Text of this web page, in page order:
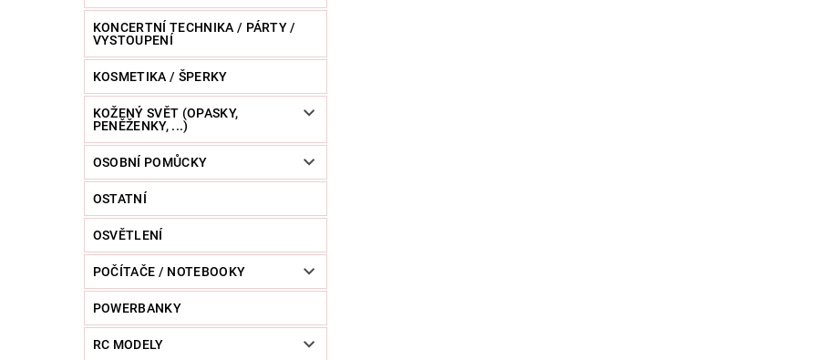
KONCERTNÍ TECHNIKA / PÁRTY /
VYSTOUPENÍ
KOSMETIKA / ŠPERKY
KOŽENÝ SVĚT (OPASKY,
PENĚŽENKY, ...)
OSOBNÍ POMŮCKY
OSTATNÍ
OSVĚTLENÍ
POČÍTAČE / NOTEBOOKY
POWERBANKY
RC MODELY